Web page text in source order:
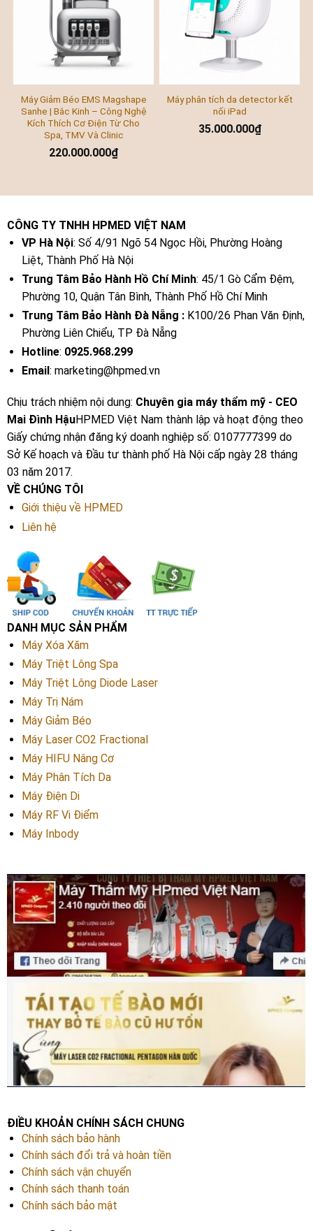
Máy Giảm Béo EMS Magshape
Sanhe | Bắc Kinh – Công Nghệ
Kích Thích Cơ Điện Từ Cho
Spa, TMV Và Clinic
220.000.000₫
Máy phân tích da detector kết
nối iPad
35.000.000₫
CÔNG TY TNHH HPMED VIỆT NAM
VP Hà Nội: Số 4/91 Ngõ 54 Ngọc Hồi, Phường Hoàng
Liệt, Thành Phố Hà Nội
Trung Tâm Bảo Hành Hồ Chí Minh: 45/1 Gò Cẩm Đệm,
Phường 10, Quận Tân Bình, Thành Phố Hồ Chí Minh
Trung Tâm Bảo Hành Đà Nẵng :K100/26 Phan Văn Định,
Phường Liên Chiểu, TP Đà Nẵng
Hotline: 0925.968.299
Email: marketing@hpmed.vn
Chịu trách nhiệm nội dung: Chuyên gia máy thẩm mỹ - CEO
Mai Đình HậuHPMED Việt Nam thành lập và hoạt động theo
Giấy chứng nhận đăng ký doanh nghiệp số: 0107777399 do
Sở Kế hoạch và Đầu tư thành phố Hà Nội cấp ngày 28 tháng
03 năm 2017.
VỀ CHÚNG TÔI
Giới thiệu về HPMED
Liên hệ
DANH MỤC SẢN PHẨM
Máy Xóa Xăm
Máy Triệt Lông Spa
Máy Triệt Lông Diode Laser
Máy Trị Nám
Máy Giảm Béo
Máy Laser CO2 Fractional
Máy HIFU Nâng Cơ
Máy Phân Tích Da
Máy Điện Di
Máy RF Vi Điểm
Máy Inbody
ĐIỀU KHOẢN CHÍNH SÁCH CHUNG
Chính sách bảo hành
Chính sách đổi trả và hoàn tiền
Chính sách vận chuyển
Chính sách thanh toán
Chính sách bảo mật